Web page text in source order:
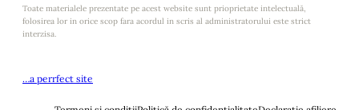
Toate materialele prezentate pe acest website sunt prioprietate intelectuală,
folosirea lor in orice scop fara acordul in scris al administratorului este strict
interzisa.
…a perrfect site